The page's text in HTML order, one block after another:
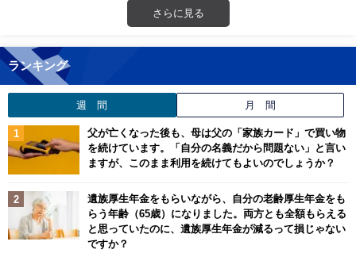
さらに見る
ランキング
週 間 月 間
父が亡くなった後も、母は父の「家族カード」で買い物
を続けています。「自分の名義だから問題ない」と言い
ますが、このまま利用を続けてもよいのでしょうか？
遺族厚生年金をもらいながら、自分の老齢厚生年金をも
らう年齢（65歳）になりました。両方とも全額もらえる
と思っていたのに、遺族厚生年金が減るって損じゃない
ですか？